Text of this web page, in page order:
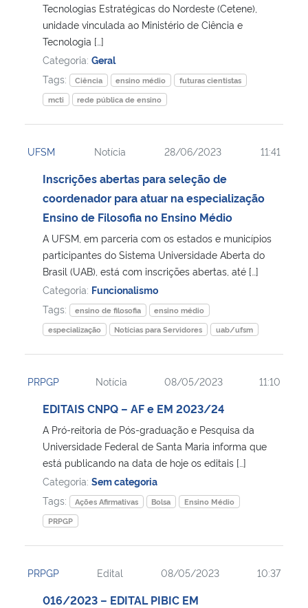
Tecnologias Estratégicas do Nordeste (Cetene),
unidade vinculada ao Ministério de Ciência e
Tecnologia […]
Categoria: Geral
Tags:
Ciência ensino médio
futuras cientistas
mcti
rede pública de ensino
UFSM Notícia 28/06/2023 11:41
Inscrições abertas para seleção de
coordenador para atuar na especialização
Ensino de Filosofia no Ensino Médio
A UFSM, em parceria com os estados e municípios
participantes do Sistema Universidade Aberta do
Brasil (UAB), está com inscrições abertas, até […]
Categoria: Funcionalismo
Tags:
ensino de filosofia
ensino médio
especialização
Notícias para Servidores uab/ufsm
PRPGP Notícia 08/05/2023 11:10
EDITAIS CNPQ – AF e EM 2023/24
A Pró-reitoria de Pós-graduação e Pesquisa da
Universidade Federal de Santa Maria informa que
está publicando na data de hoje os editais […]
Categoria: Sem categoria
Tags:
Ações Afirmativas Bolsa
Ensino Médio
PRPGP
PRPGP Edital 08/05/2023 10:37
016/2023 – EDITAL PIBIC EM